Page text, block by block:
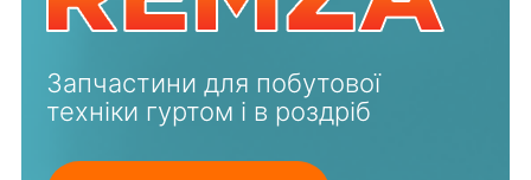
Запчастини для побутової
техніки гуртом і в роздріб